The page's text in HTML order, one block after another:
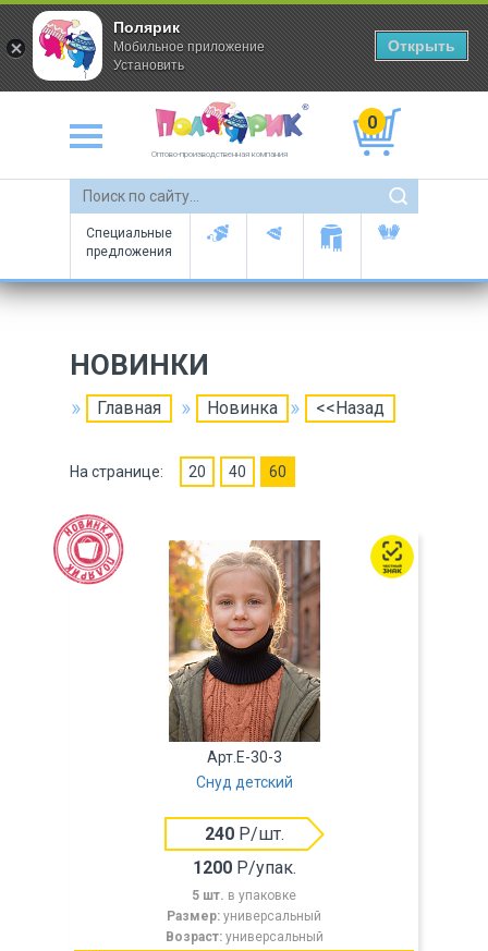
Оптово-производственная компания
0
Специальные
предложения
НОВИНКИ
Главная Новинка <<Назад
На странице: 20 40 60
Арт.E-30-3
Снуд детский
240Р/шт.
1200Р/упак.
5 шт. в упаковке
Размер: универсальный
Возраст: универсальный
Полярик
Мобильное приложение
Установить
Открыть